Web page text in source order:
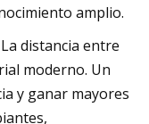
amplio.
distancia entre
moderno. Un
y ganar mayores